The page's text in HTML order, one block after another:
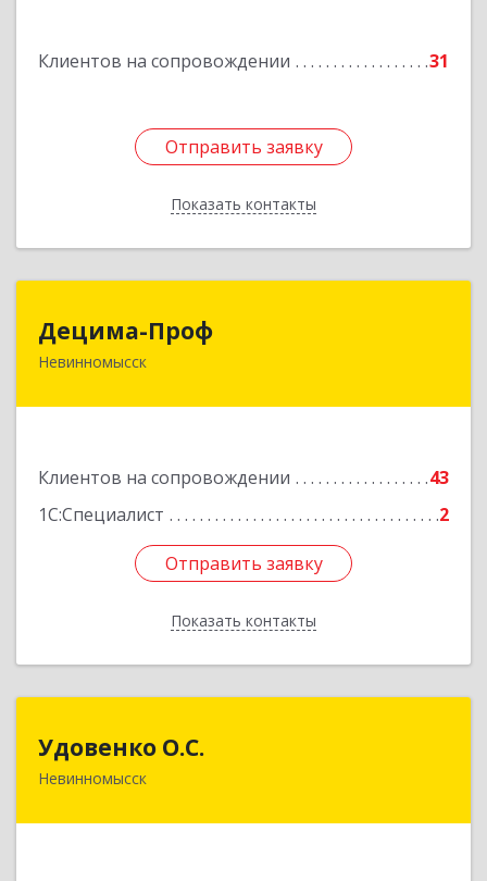
Клиентов на сопровождении 31
Отправить заявку
Показать контакты
Подробнее
Отправить заявку
Назад
Децима-Проф
Невинномысск
Клиентов на сопровождении
43
1С:Специалист
2
Отправить заявку
Показать контакты
357100, Ставропольский край, Невинномысск г,
Отправить заявку
Назад
Удовенко О.С.
Невинномысск
357 100, г.Невинномысск, ул.Революцеонная,